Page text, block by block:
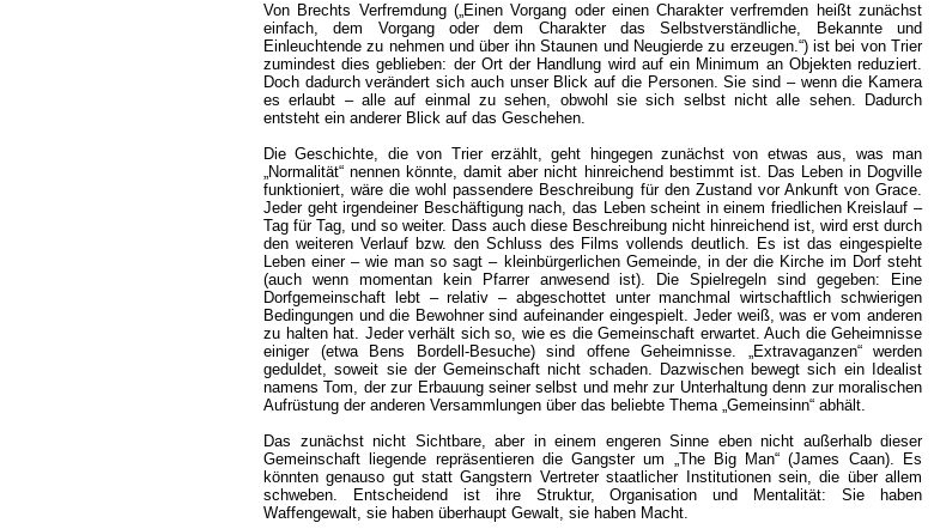
Von Brechts Verfremdung („Einen Vorgang oder einen Charakter verfremden heißt zunächst
einfach, dem Vorgang oder dem Charakter das Selbstverständliche, Bekannte und
Einleuchtende zu nehmen und über ihn Staunen und Neugierde zu erzeugen.“) ist bei von Trier
zumindest dies geblieben: der Ort der Handlung wird auf ein Minimum an Objekten reduziert.
Doch dadurch verändert sich auch unser Blick auf die Personen. Sie sind – wenn die Kamera
es erlaubt – alle auf einmal zu sehen, obwohl sie sich selbst nicht alle sehen. Dadurch
entsteht ein anderer Blick auf das Geschehen.
Die Geschichte, die von Trier erzählt, geht hingegen zunächst von etwas aus, was man
„Normalität“ nennen könnte, damit aber nicht hinreichend bestimmt ist. Das Leben in Dogville
funktioniert, wäre die wohl passendere Beschreibung für den Zustand vor Ankunft von Grace.
Jeder geht irgendeiner Beschäftigung nach, das Leben scheint in einem friedlichen Kreislauf –
Tag für Tag, und so weiter. Dass auch diese Beschreibung nicht hinreichend ist, wird erst durch
den weiteren Verlauf bzw. den Schluss des Films vollends deutlich. Es ist das eingespielte
Leben einer – wie man so sagt – kleinbürgerlichen Gemeinde, in der die Kirche im Dorf steht
(auch wenn momentan kein Pfarrer anwesend ist). Die Spielregeln sind gegeben: Eine
Dorfgemeinschaft lebt – relativ – abgeschottet unter manchmal wirtschaftlich schwierigen
Bedingungen und die Bewohner sind aufeinander eingespielt. Jeder weiß, was er vom anderen
zu halten hat. Jeder verhält sich so, wie es die Gemeinschaft erwartet. Auch die Geheimnisse
einiger (etwa Bens Bordell-Besuche) sind offene Geheimnisse. „Extravaganzen“ werden
geduldet, soweit sie der Gemeinschaft nicht schaden. Dazwischen bewegt sich ein Idealist
namens Tom, der zur Erbauung seiner selbst und mehr zur Unterhaltung denn zur moralischen
Aufrüstung der anderen Versammlungen über das beliebte Thema „Gemeinsinn“ abhält.
Das zunächst nicht Sichtbare, aber in einem engeren Sinne eben nicht außerhalb dieser
Gemeinschaft liegende repräsentieren die Gangster um „The Big Man“ (James Caan). Es
könnten genauso gut statt Gangstern Vertreter staatlicher Institutionen sein, die über allem
schweben. Entscheidend ist ihre Struktur, Organisation und Mentalität: Sie haben
Waffengewalt, sie haben überhaupt Gewalt, sie haben Macht.